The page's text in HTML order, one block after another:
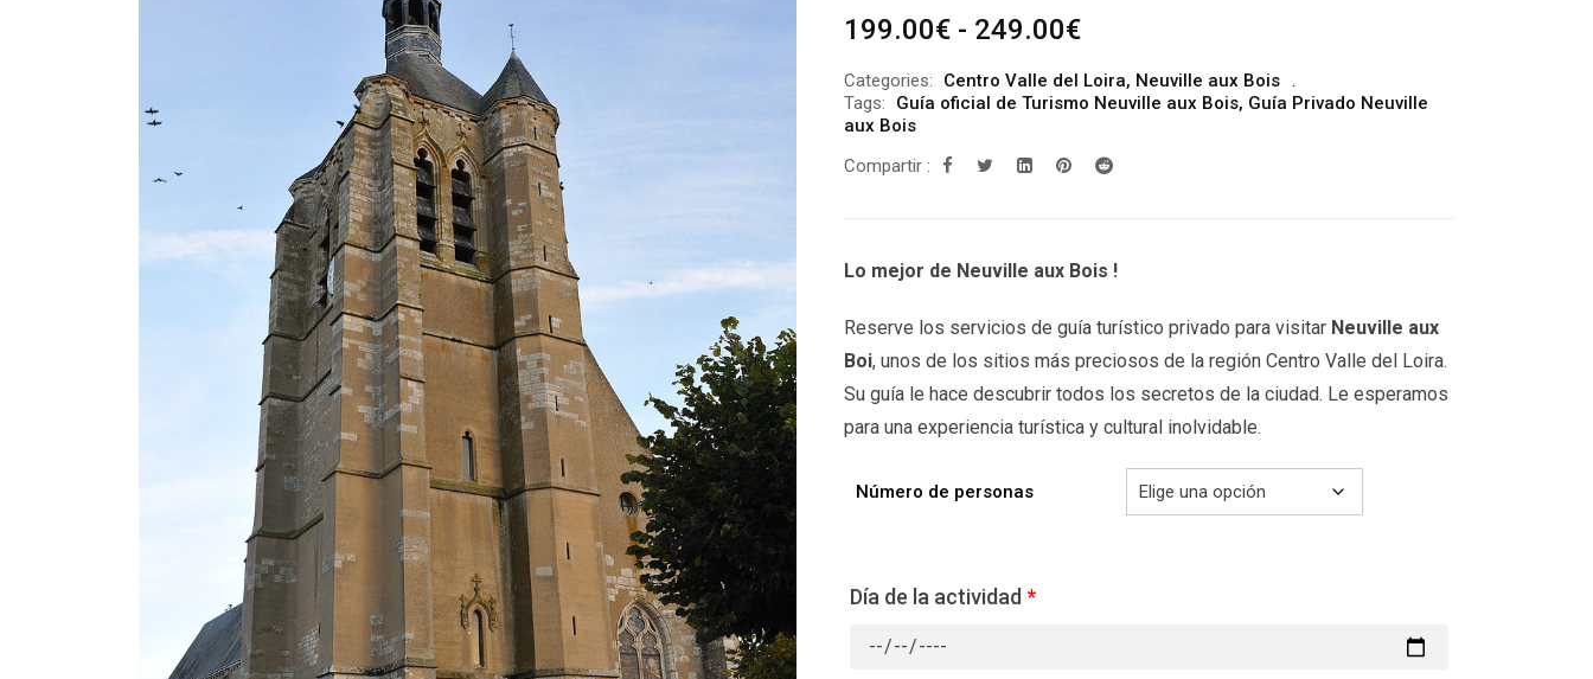
199.00€ - 249.00€Rango
precios:
199.00€
Categories: Centro Valle del Loira, Neuville aux Bois
Tags:
Guía oficial de Turismo Neuville aux Bois, Guía Privado Neuville
aux Bois
Compartir :
Lo mejor de Neuville aux Bois !
Reserve los servicios de guía turístico privado para visitar Neuville aux
Boi, unos de los sitios más preciosos de la región Centro Valle del Loira.
Su guía le hace descubrir todos los secretos de la ciudad. Le esperamos
para una experiencia turística y cultural inolvidable.
Número de personas
Día de la actividad *